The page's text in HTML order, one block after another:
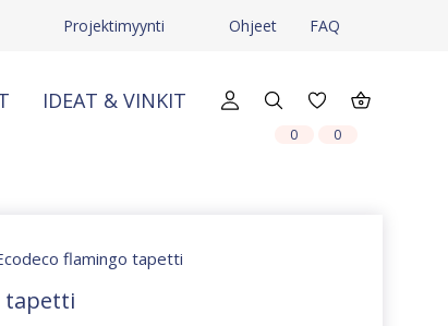
Projektimyynti Ohjeet FAQ
IDEAT & VINKIT
0 0
flamingo tapetti
tapetti